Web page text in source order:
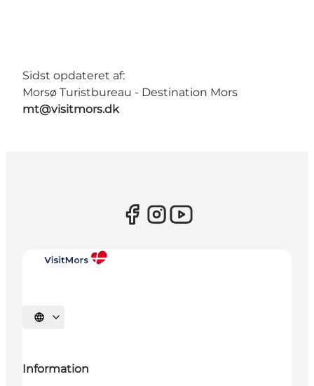
Sidst opdateret af:
Morsø Turistbureau - Destination Mors
mt@visitmors.dk
Vælg sprog
Information